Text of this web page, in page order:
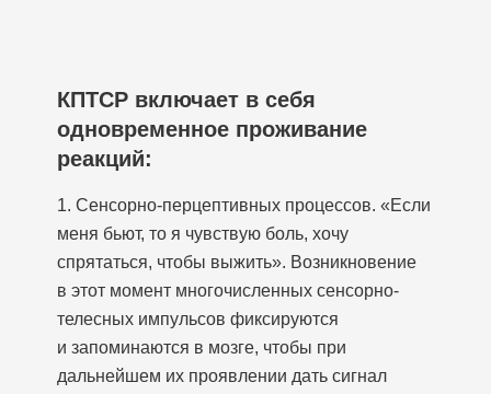
КПТСР включает в себя
одновременное проживание
реакций:
1. Сенсорно-перцептивных процессов. «Если
меня бьют, то я чувствую боль, хочу
спрятаться, чтобы выжить». Возникновение
в этот момент многочисленных сенсорно-
телесных импульсов фиксируются
и запоминаются в мозге, чтобы при
дальнейшем их проявлении дать сигнал